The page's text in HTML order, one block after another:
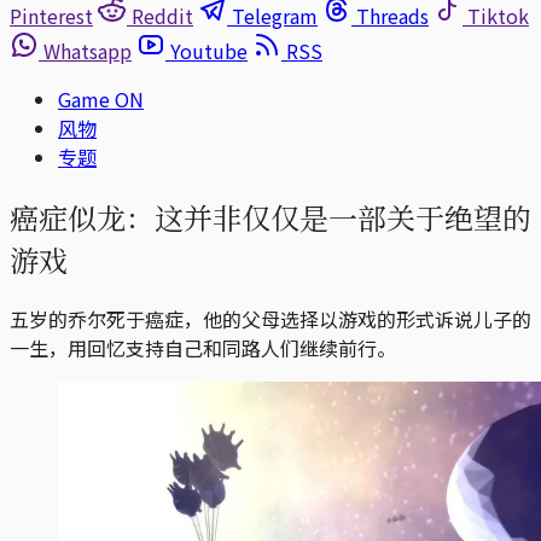
Pinterest
Reddit Telegram Threads
Tiktok
Whatsapp
Youtube
RSS
Game ON
风物
专题
癌症似龙：这并非仅仅是一部关于绝望的
游戏
五岁的乔尔死于癌症，他的父母选择以游戏的形式诉说儿子的
一生，用回忆支持自己和同路人们继续前行。